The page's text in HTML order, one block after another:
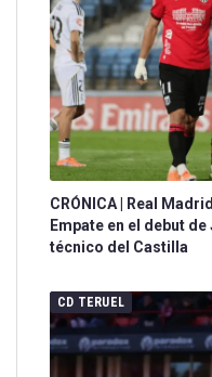
CRÓNICA | Real
Empate en el debut
técnico del Castilla
CD TERUEL